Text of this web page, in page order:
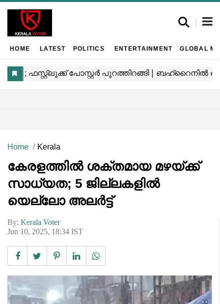
HOME LATEST POLITICS ENTERTAINMENT GLOBAL
Home Kerala
കേരളത്തിൽ ശക്തമായ മഴയ്ക്ക്
സാധ്യത; 5 ജില്ലകളിൽ
യെല്ലോ അലർട്ട്
By: Kerala Voter
Jun 10, 2025, 18:34 IST